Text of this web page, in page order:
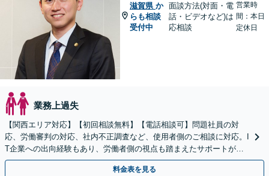
滋賀県 か
らも相談
受付中
面談方法(対面・電
話・ビデオなど)は
応相談
営業時
間：本日
定休日
業務上過失
【関西エリア対応】【初回相談無料】【電話相談可】問題社員の対
応、労働審判の対応、社内不正調査など、使用者側のご相談に対応。I
T企業への出向経験もあり、労働者側の視点も踏まえたサポートが可
能です。お気軽にご相談ください。【夜間・土日相談可】
料金表を見る